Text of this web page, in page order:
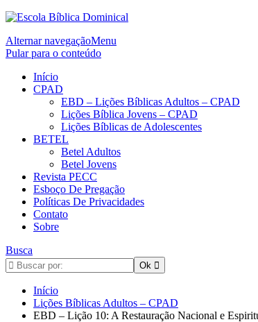
Alternar navegaçãoMenu
Pular para o conteúdo
Início
CPAD
EBD – Lições Bíblicas Adultos – CPAD
Lições Bíblica Jovens – CPAD
Lições Bíblicas de Adolescentes
BETEL
Betel Adultos
Betel Jovens
Revista PECC
Esboço De Pregação
Políticas De Privacidades
Contato
Sobre
Busca
Início
Lições Bíblicas Adultos – CPAD
EBD – Lição 10: A Restauração Nacional e